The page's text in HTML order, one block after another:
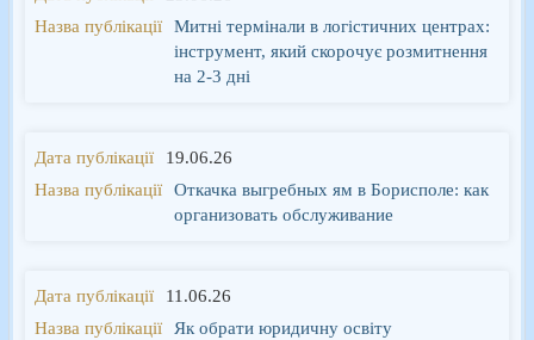
Митні термінали в логістичних центрах:
інструмент, який скорочує розмитнення
на 2-3 дні
19.06.26
Откачка выгребных ям в Борисполе: как
организовать обслуживание
11.06.26
Як обрати юридичну освіту